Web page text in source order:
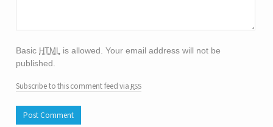
Basic html is allowed. Your email address will not be
published.
Subscribe to this comment feed via rss